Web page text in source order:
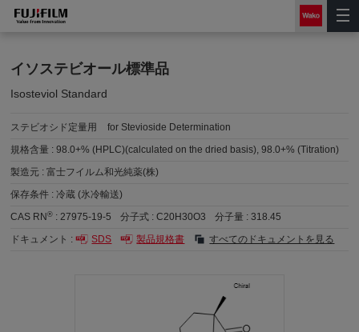
イソステビオール標準品
Isosteviol Standard
ステビオシド定量用
for Stevioside Determination
規格含量 :98.0+% (HPLC)(calculated on the dried basis), 98.0+% (Titration)
製造元 :富士フイルム和光純薬(株)
保存条件 :冷蔵 (氷冷輸送)
CAS RN® :27975-19-5 分子式 :C20H30O3 分子量 :318.45
ドキュメント :
SDS 製品規格書 すべてのドキュメントを見る